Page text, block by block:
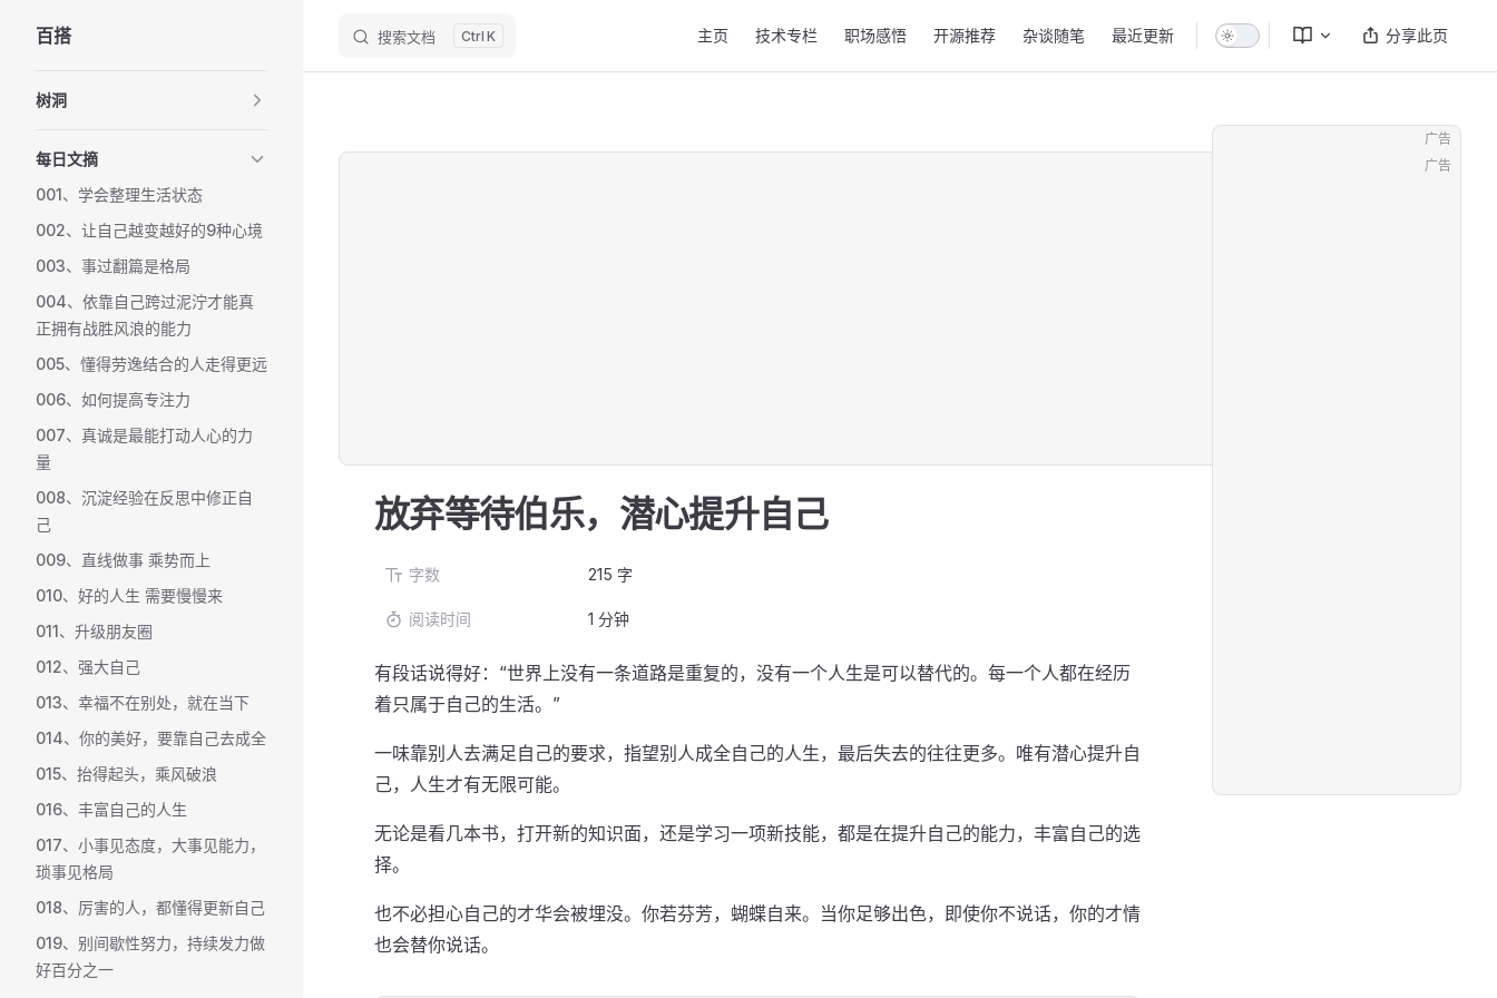
Skip to content
百搭 搜索文档 K 主页 技术专栏 职场感悟 开源推荐 杂谈随笔 最近更新 分享此页
树洞
每日文摘
001、学会整理生活状态
002、让自己越变越好的9种心境
003、事过翻篇是格局
004、依靠自己跨过泥泞才能真
正拥有战胜风浪的能力
005、懂得劳逸结合的人走得更远
006、如何提高专注力
007、真诚是最能打动人心的力
量
008、沉淀经验在反思中修正自
己
009、直线做事 乘势而上
010、好的人生 需要慢慢来
011、升级朋友圈
012、强大自己
013、幸福不在别处，就在当下
014、你的美好，要靠自己去成全
015、抬得起头，乘风破浪
016、丰富自己的人生
017、小事见态度，大事见能力，
琐事见格局
018、厉害的人，都懂得更新自己
019、别间歇性努力，持续发力做
好百分之一
广告
广告
放弃等待伯乐，潜心提升自己
字数 215 字
阅读时间 1 分钟
有段话说得好：“世界上没有一条道路是重复的，没有一个人生是可以替代的。每一个人都在经历
着只属于自己的生活。”
一味靠别人去满足自己的要求，指望别人成全自己的人生，最后失去的往往更多。唯有潜心提升自
己，人生才有无限可能。
无论是看几本书，打开新的知识面，还是学习一项新技能，都是在提升自己的能力，丰富自己的选
择。
也不必担心自己的才华会被埋没。你若芬芳，蝴蝶自来。当你足够出色，即使你不说话，你的才情
也会替你说话。